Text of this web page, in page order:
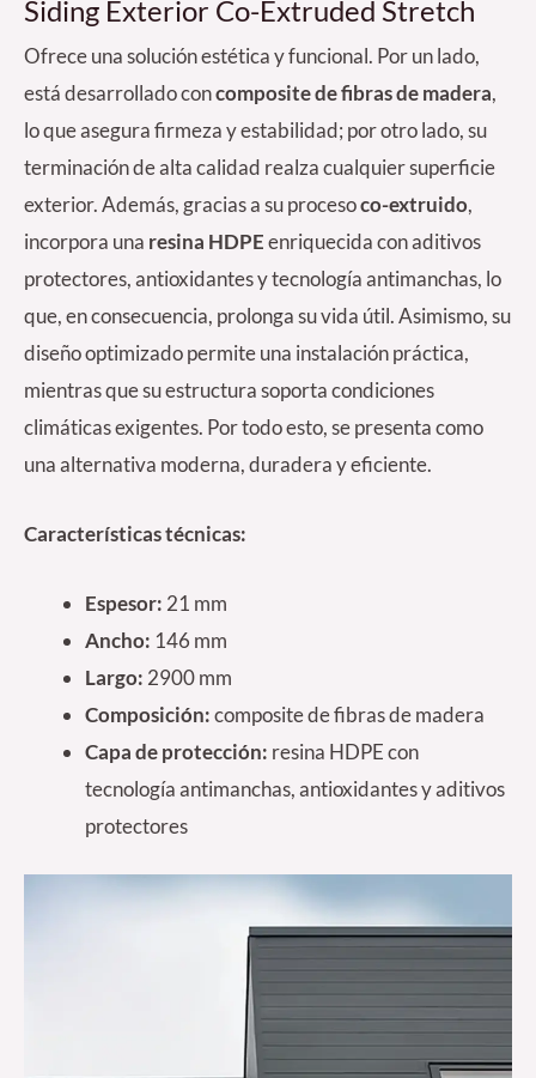
Siding Exterior Co-Extruded Stretch
Ofrece una solución estética y funcional. Por un lado,
está desarrollado concomposite de fibras de madera,
lo que asegura firmeza y estabilidad; por otro lado, su
terminación de alta calidad realza cualquier superficie
exterior. Además, gracias a su procesoco-extruido,
incorpora una resina HDPEenriquecida con aditivos
protectores, antioxidantes y tecnología antimanchas, lo
que, en consecuencia, prolonga su vida útil. Asimismo, su
diseño optimizado permite una instalación práctica,
mientras que su estructura soporta condiciones
climáticas exigentes. Por todo esto, se presenta como
una alternativa moderna, duradera y eficiente.
Características técnicas:
Espesor: 21 mm
Ancho: 146 mm
Largo: 2900 mm
Composición:composite de fibras de madera
Capa de protección: resina HDPE con
tecnología antimanchas, antioxidantes y aditivos
protectores